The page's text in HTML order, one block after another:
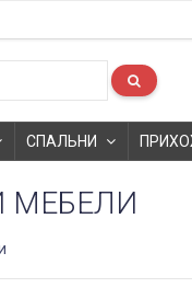
СПАЛЬНИ
МЕБЕЛИ